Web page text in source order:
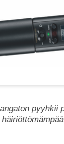
pyyhkii